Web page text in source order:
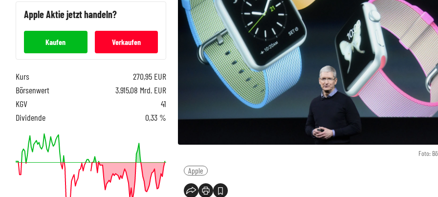
Foto:
Apple
AppleAktie jetzt handeln?
Kaufen Verkaufen
Kurs 270,95 EUR
Börsenwert
3.915,08 Mrd. EUR
KGV
41
Dividende
0,33 %